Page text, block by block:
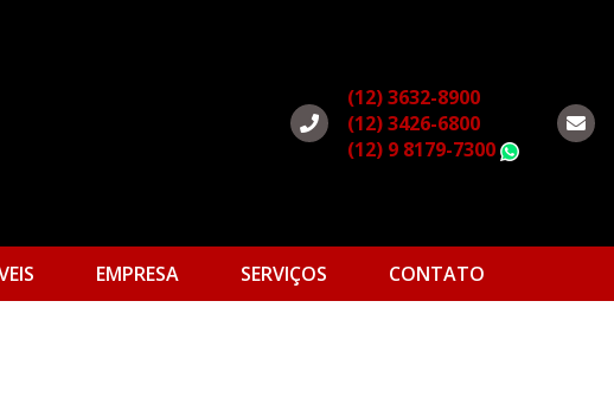
(12) 3632-8900
(12) 3426-6800
(12) 9 8179-7300
EMPRESA SERVIÇOS CONTATO